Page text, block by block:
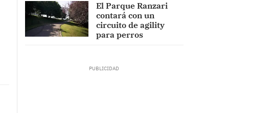
El Parque Ranzari
contará con un
circuito de agility
para perros